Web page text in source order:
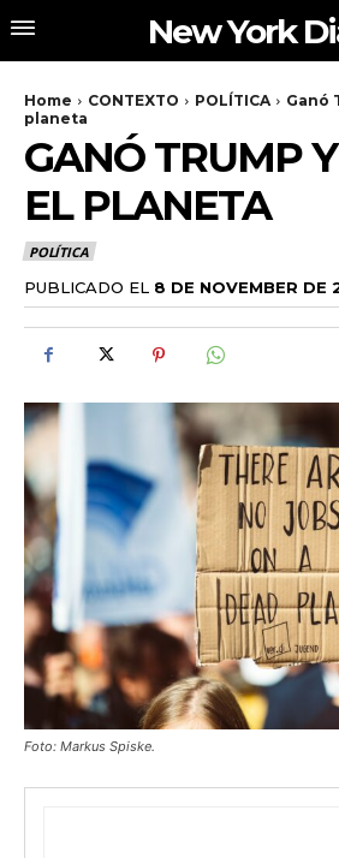
New York
Home CONTEXTO POLÍTICA
Ganó
planeta
GANÓ TRUMP
EL PLANETA
POLÍTICA
PUBLICADO EL 8 DE NOVEMBER DE
Foto: Markus Spiske.